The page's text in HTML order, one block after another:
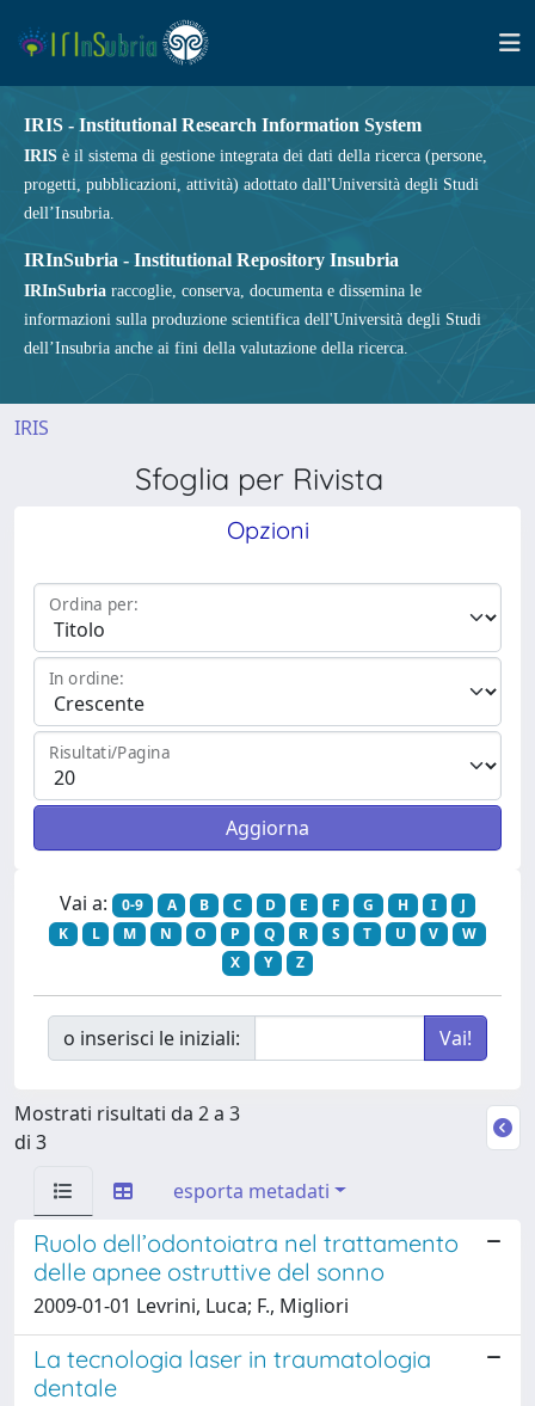
IRIS - Institutional Research Information System
IRIS è il sistema di gestione integrata dei dati della ricerca (persone,
progetti, pubblicazioni, attività) adottato dall'Università degli Studi
dell’Insubria.
IRInSubria - Institutional Repository Insubria
IRInSubria raccoglie, conserva, documenta e dissemina le
informazioni sulla produzione scientifica dell'Università degli Studi
dell’Insubria anche ai fini della valutazione della ricerca.
IRIS
Sfoglia per Rivista
Opzioni
Ordina per:
In ordine:
Risultati/Pagina
Vai a: 0-9 A B C D E F G H I
J
K
L M N O P Q R S T U V
W
X
Y Z
o inserisci le iniziali:
Mostrati risultati da 2 a 3
di 3
esporta metadati
Ruolo dell’odontoiatra nel trattamento
delle apnee ostruttive del sonno
2009-01-01 Levrini, Luca; F., Migliori
La tecnologia laser in traumatologia
dentale